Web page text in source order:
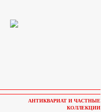
АНТИКВАРИАТ И ЧАСТНЫЕ
КОЛЛЕКЦИИ